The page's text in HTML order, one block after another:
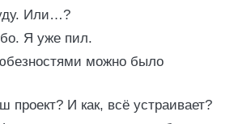
Или…?
Я уже пил.
можно было
проект? И как, всё устраивает?